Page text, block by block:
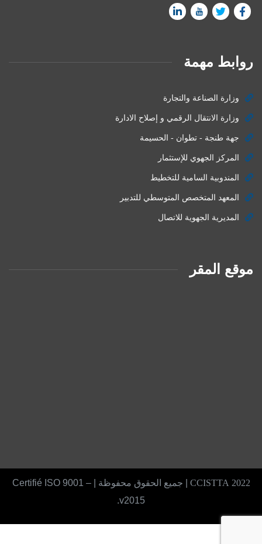
روابط مهمة
وزارة الصناعة والتجارة
وزارة الانتقال الرقمي و إصلاح الادارة
جهة طنجة - تطوان - الحسيمة
المركز الجهوي للإستثمار
المندوبية السامية للتخطيط
المعهد المتخصص المتوسطي للتدبير
المديرية الجهوية للاتصال
موقع المقر
2022 CCISTTA
| جميع الحقوق محفوظة | Certifié ISO 9001 –
v2015.